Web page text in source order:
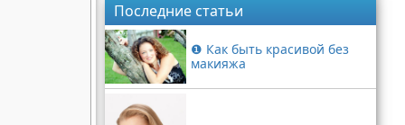
Последние статьи
❶ Как быть красивой без
макияжа